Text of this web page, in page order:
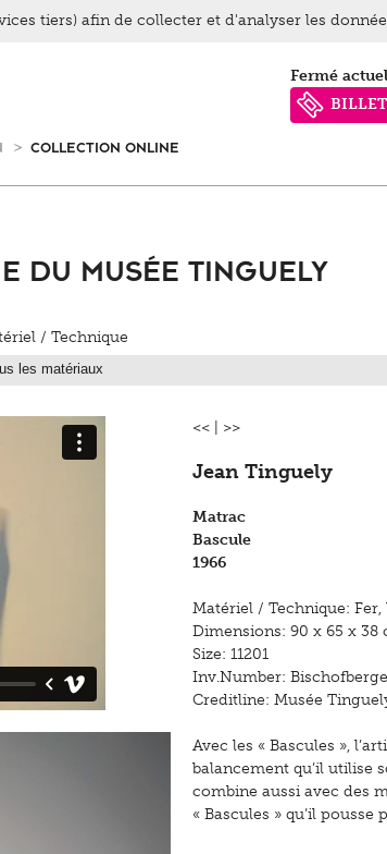
Fermé
COLLECTION ONLINE
du Musée Tinguely
/ Technique
<< >>
Jean Tinguely
Matrac
Bascule
1966
Matériel / Technique:
Dimensions: 90 x 65 x 38
Size: 11201
Inv.Number:
Creditline: Musée
Avec les « Bascules »,
balancement qu’il utilise
combine aussi avec des
« Bascules » qu’il pousse
tiers) afin de collecter et d'analyser les